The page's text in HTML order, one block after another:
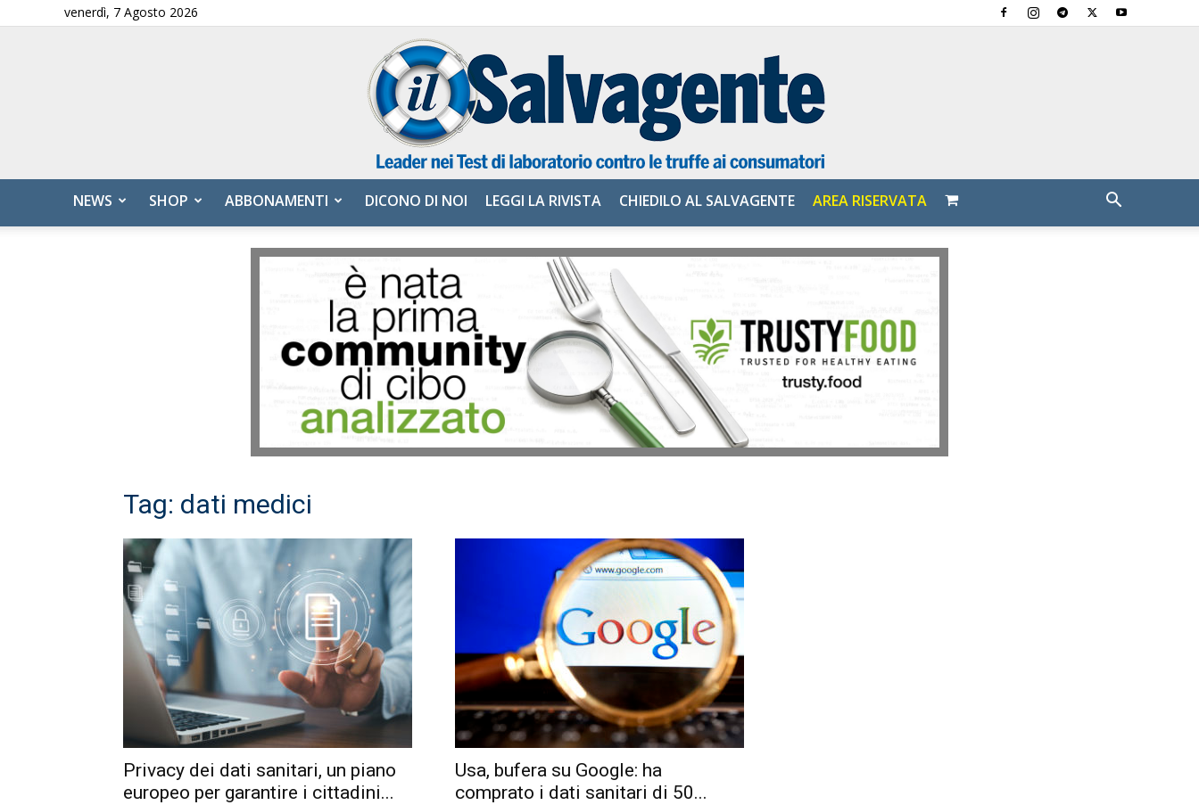
venerdì, 7 Agosto 2026
Salvagente
NEWS SHOP ABBONAMENTI DICONO DI NOI LEGGI LA RIVISTA CHIEDILO AL SALVAGENTE AREA RISERVATA
Tag: dati medici
Privacy dei dati sanitari, un piano
europeo per garantire i cittadini...
Usa, bufera su Google: ha
comprato i dati sanitari di 50...